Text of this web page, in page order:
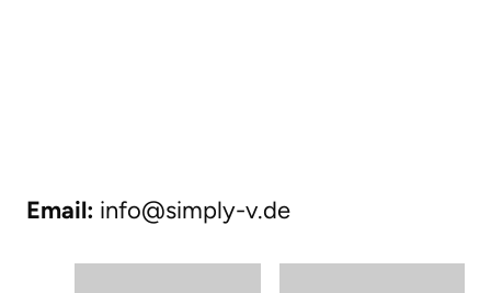
Email: info@simply-v.de